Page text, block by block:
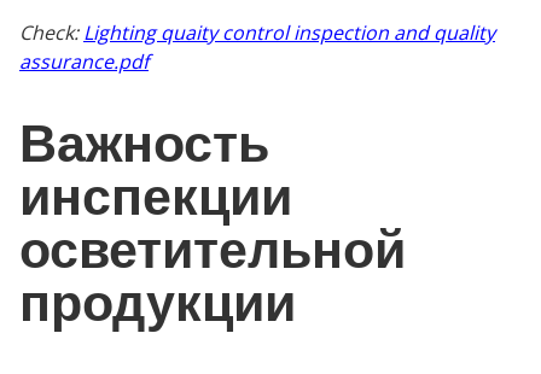
Check:Lighting quaity control inspection and quality
assurance.pdf
Важность
инспекции
осветительной
продукции